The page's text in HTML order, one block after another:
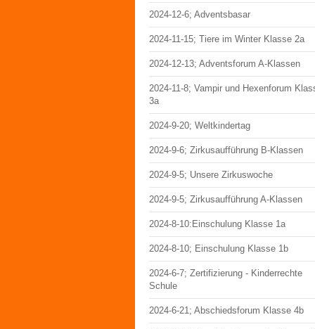
2024-12-6; Adventsbasar
2024-11-15; Tiere im Winter Klasse 2a
2024-12-13; Adventsforum A-Klassen
2024-11-8; Vampir und Hexenforum
3a
2024-9-20; Weltkindertag
2024-9-6; Zirkusaufführung B-Klassen
2024-9-5; Unsere Zirkuswoche
2024-9-5; Zirkusaufführung A-Klassen
2024-8-10:Einschulung Klasse 1a
2024-8-10; Einschulung Klasse 1b
2024-6-7; Zertifizierung - Kinderrechte
Schule
2024-6-21; Abschiedsforum Klasse 4b